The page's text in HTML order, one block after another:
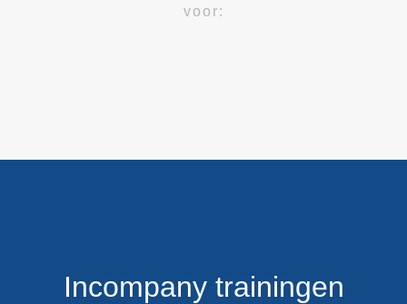
voor:
Incompany trainingen